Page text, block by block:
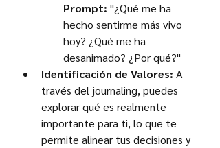
Prompt: "¿Qué me ha
hecho sentirme más vivo
hoy? ¿Qué me ha
desanimado? ¿Por qué?"
Identificación de Valores: A
través del journaling, puedes
explorar qué es realmente
importante para ti, lo que te
permite alinear tus decisiones y